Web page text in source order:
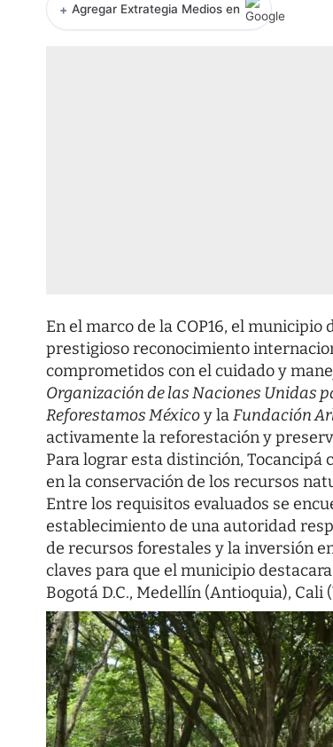
+ Agregar Extrategia Medios en
En el marco de la COP16, el municipio
prestigioso reconocimiento
comprometidos con el cuidado y
Organización de las Naciones Unidas
Reforestamos Méxicoy laFundación
activamente la reforestación y
Para lograr esta distinción,
en la conservación de los recursos
Entre los requisitos evaluados se
establecimiento de una autoridad
de recursos forestales y la inversión
claves para que el municipio
Bogotá D.C., Medellín (Antioquia),